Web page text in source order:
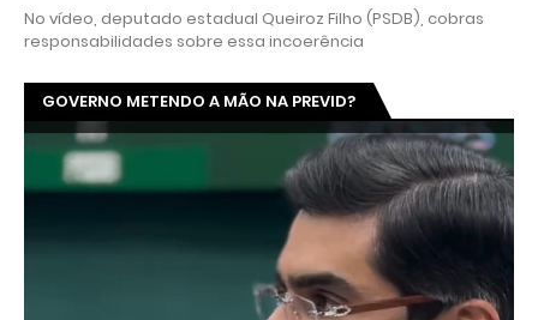
No vídeo, deputado estadual Queiroz Filho (PSDB), cobras
responsabilidades sobre essa incoerência
GOVERNO METENDO A MÃO NA PREVID?